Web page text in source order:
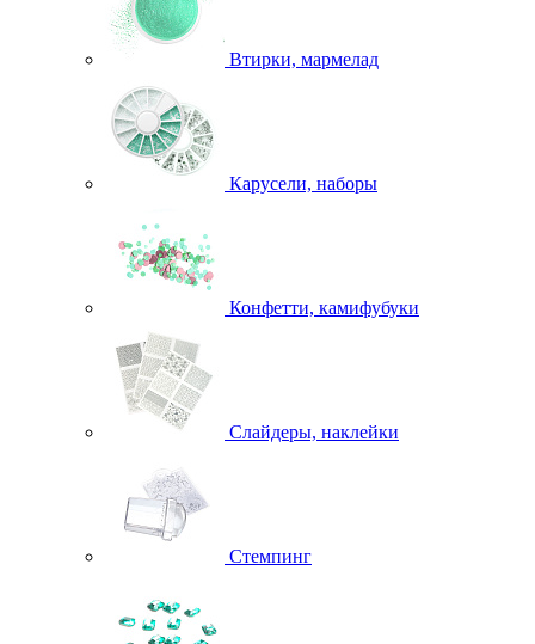
Втирки, мармелад
Карусели, наборы
Конфетти, камифубуки
Слайдеры, наклейки
Стемпинг